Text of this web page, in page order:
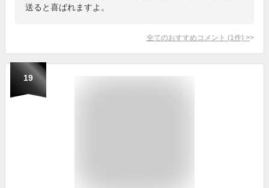
送ると喜ばれますよ。
全てのおすすめコメント (1 件) >
19